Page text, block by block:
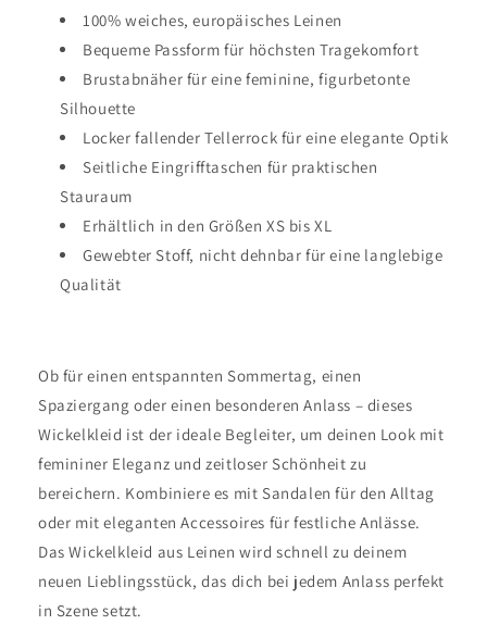
100% weiches, europäisches Leinen
Bequeme Passform für höchsten Tragekomfort
Brustabnäher für eine feminine, figurbetonte
Silhouette
Locker fallender Tellerrock für eine elegante Optik
Seitliche Eingrifftaschen für praktischen
Stauraum
Erhältlich in den Größen XS bis XL
Gewebter Stoff, nicht dehnbar für eine langlebige
Qualität
Ob für einen entspannten Sommertag, einen
Spaziergang oder einen besonderen Anlass – dieses
Wickelkleid ist der ideale Begleiter, um deinen Look mit
femininer Eleganz und zeitloser Schönheit zu
bereichern. Kombiniere es mit Sandalen für den Alltag
oder mit eleganten Accessoires für festliche Anlässe.
Das Wickelkleid aus Leinen wird schnell zu deinem
neuen Lieblingsstück, das dich bei jedem Anlass perfekt
in Szene setzt.